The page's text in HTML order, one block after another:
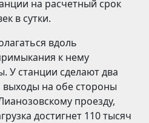
на расчетный срок
в сутки.
вдоль
к нему
У станции сделают два
на обе стороны
проезду,
достигнет 110 тысяч